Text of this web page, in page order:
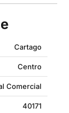
a otra área
de la
seguridad
Cartago
Centro
Comercial
40171